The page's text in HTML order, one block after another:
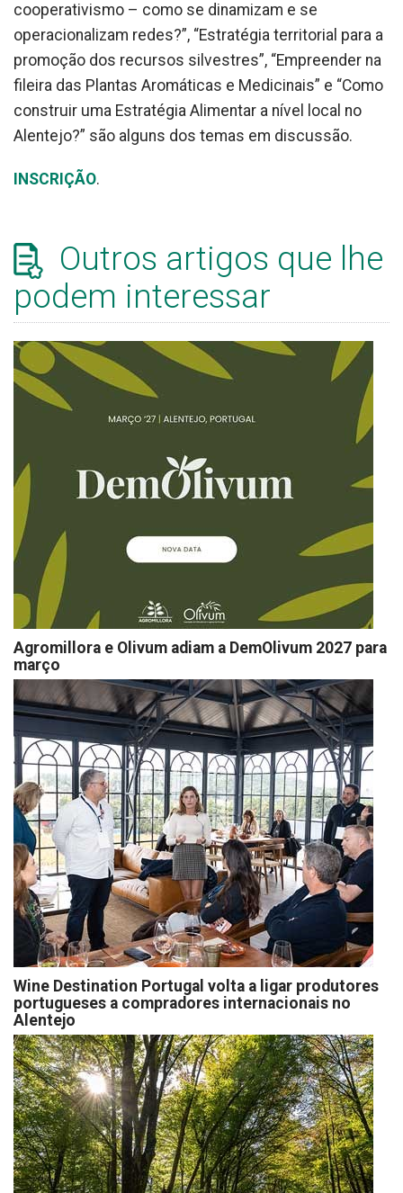
cooperativismo – como se dinamizam e se
operacionalizam redes?”, “Estratégia territorial para a
promoção dos recursos silvestres”, “Empreender na
fileira das Plantas Aromáticas e Medicinais” e “Como
construir uma Estratégia Alimentar a nível local no
Alentejo?” são alguns dos temas em discussão.
INSCRIÇÃO.
Outros artigos que lhe
podem interessar
Agromillora e Olivum adiam a DemOlivum 2027 para
março
Wine Destination Portugal volta a ligar produtores
portugueses a compradores internacionais no
Alentejo